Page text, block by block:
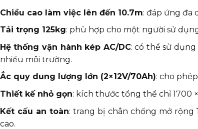
Chiều cao làm việc lên đến 10.7m: đáp ứng đa
Tải trọng 125kg: phù hợp cho một người sử
Hệ thống vận hành kép AC/DC: có thể sử
nhiều môi trường.
Ắc quy dung lượng lớn (2×12V/70Ah): cho
Thiết kế nhỏ gọn: kích thước tổng thể chỉ 1700
Kết cấu an toàn: trang bị chân chống mở rộng
cao.